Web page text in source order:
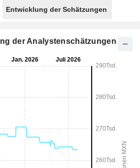
Entwicklung der Schätzungen
der Analystenschätzungen